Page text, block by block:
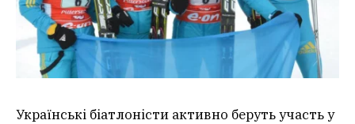
Українські біатлоністи активно беруть участь у